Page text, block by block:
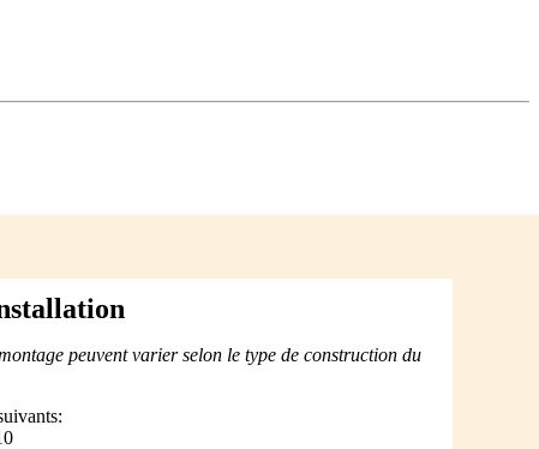
peuvent varier selon le type de construction du